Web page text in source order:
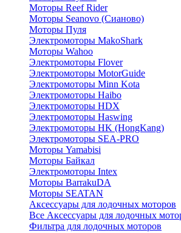
Моторы Reef Rider
Моторы Seanovo (Сианово)
Моторы Пуля
Электромоторы MakoShark
Моторы Wahoo
Электромоторы Flover
Электромоторы MotorGuide
Электромоторы Minn Kota
Электромоторы Haibo
Электромоторы HDX
Электромоторы Haswing
Электромоторы HK (HongKang)
Электромоторы SEA-PRO
Моторы Yamabisi
Моторы Байкал
Электромоторы Intex
Моторы BarrakuDA
Моторы SEATAN
Аксессуары для лодочных моторов
Все Аксессуары для лодочных
Фильтра для лодочных моторов